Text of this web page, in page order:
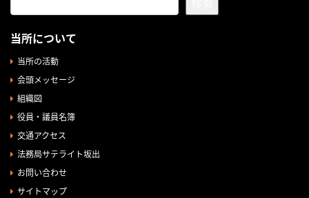
当所について
当所の活動
会頭メッセージ
組織図
役員・議員名簿
交通アクセス
法務局サテライト坂出
お問い合わせ
サイトマップ